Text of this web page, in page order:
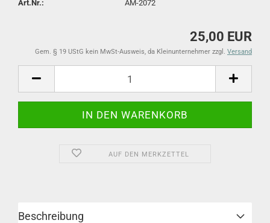
Art.Nr.: AM-2072
25,00 EUR
Gem. § 19 UStG kein MwSt-Ausweis, da Kleinunternehmer zzgl. Versand
AUF DEN MERKZETTEL
Beschreibung